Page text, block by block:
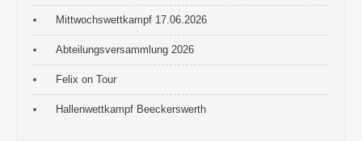
Mittwochswettkampf 17.06.2026
Abteilungsversammlung 2026
Felix on Tour
Hallenwettkampf Beeckerswerth